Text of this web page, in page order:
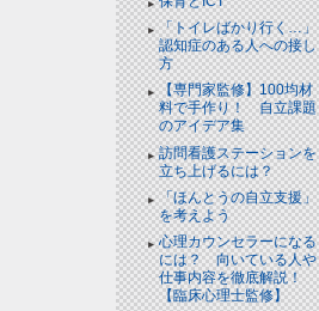
「トイレばかり行く…」
認知症のある人への接し
方
【専門家監修】100均材
料で手作り！ 自立課題
のアイデア集
訪問看護ステーションを
立ち上げるには？
「ほんとうの自立支援」
を考えよう
心理カウンセラーになる
には？ 向いている人や
仕事内容を徹底解説！
【臨床心理士監修】